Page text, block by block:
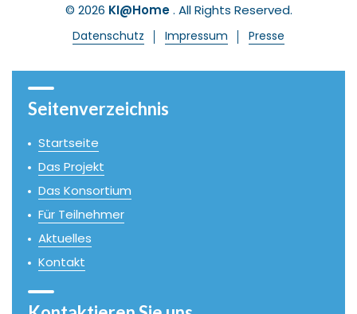
© 2026 KI@Home. All Rights Reserved.
Datenschutz Impressum Presse
Seitenverzeichnis
Startseite
Das Projekt
Das Konsortium
Für Teilnehmer
Aktuelles
Kontakt